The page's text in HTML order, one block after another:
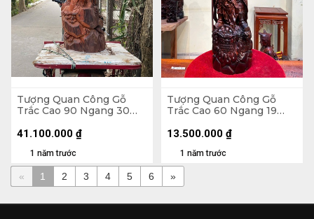
Tượng Quan Công Gỗ
Trắc Cao 90 Ngang 30
(cm)
1 năm trước
41.100.000 ₫
Tượng Quan Công Gỗ
Trắc Cao 60 Ngang 19
(cm)
1 năm trước
13.500.000 ₫
« 1 2 3 4 5 6 »